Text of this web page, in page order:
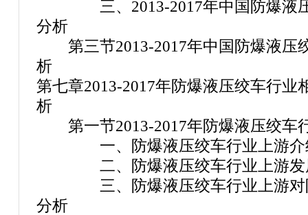
三、2013-2017年中国防爆液压
分析
第三节2013-2017年中国防爆液压
析
第七章2013-2017年防爆液压绞车行业
析
第一节2013-2017年防爆液压绞车
一、防爆液压绞车行业上游介
二、防爆液压绞车行业上游发
三、防爆液压绞车行业上游对防
分析